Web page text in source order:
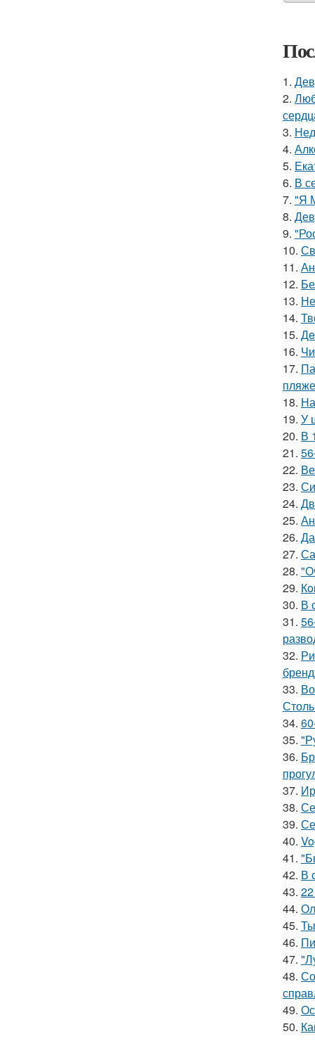
1.
2.
3.
4.
5.
6. В
7. "Я
8.
9.
10.
11.
12.
13.
14.
15.
16.
17.
18.
19. У
20. В
21.
22.
23.
24.
25.
26.
27.
28.
29.
30. В
31.
32.
33.
34.
35.
36.
37.
38.
39.
40.
41.
42. В
43.
44.
45.
46.
47.
48.
49.
50.